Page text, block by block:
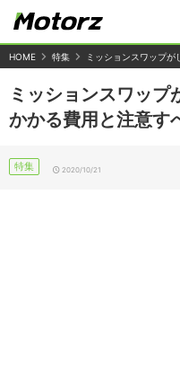
HOME 特集 ミッションスワップ
ミッションスワッ
かかる費用と注意す
特集 2020/10/21